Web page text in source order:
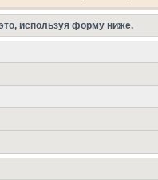
используя форму ниже.